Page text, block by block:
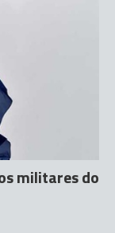
militares do